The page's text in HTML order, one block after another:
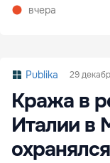
вчера
Publika 29
Кража в
Италии в
охранялся